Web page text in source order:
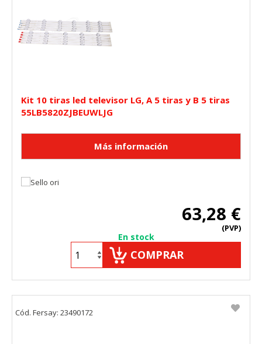
Kit 10 tiras led televisor LG, A 5 tiras y B 5 tiras
55LB5820ZJBEUWLJG
63,28 €
(PVP)
En stock
COMPRAR
Cód. Fersay: 23490172
consultar nuestra